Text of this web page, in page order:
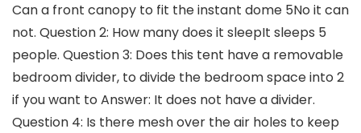
Can a front canopy to fit the instant dome 5No it can
not. Question 2: How many does it sleepIt sleeps 5
people. Question 3: Does this tent have a removable
bedroom divider, to divide the bedroom space into 2
if you want to Answer: It does not have a divider.
Question 4: Is there mesh over the air holes to keep